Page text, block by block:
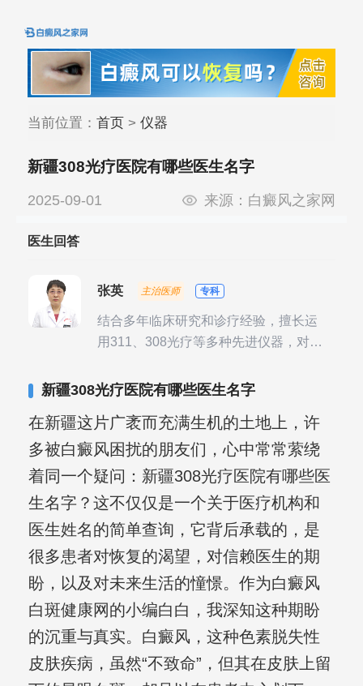
当前位置： 首页> 仪器
新疆308光疗医院有哪些医生名字
2025-09-01 来源： 白癜风之家网
医生回答
张英 主治医师 专科
结合多年临床研究和诊疗经验，擅长运
用311、308光疗等多种先进仪器，对不
其对女性银屑病、顽固性银屑病、全身
验。
新疆308光疗医院有哪些医生名字
在新疆这片广袤而充满生机的土地上，许
多被白癜风困扰的朋友们，心中常常萦绕
着同一个疑问：新疆308光疗医院有哪些医
生名字？这不仅仅是一个关于医疗机构和
医生姓名的简单查询，它背后承载的，是
很多患者对恢复的渴望，对信赖医生的期
盼，以及对未来生活的憧憬。作为白癜风
白斑健康网的小编白白，我深知这种期盼
的沉重与真实。白癜风，这种色素脱失性
皮肤疾病，虽然“不致命”，但其在皮肤上留